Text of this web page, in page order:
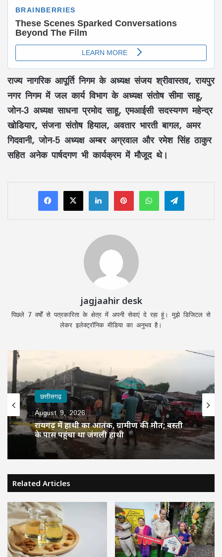
राज्य नागरिक आपूर्ति निगम के अध्यक्ष संजय श्रीवास्तव, रायपुर
नगर निगम मेंजल कार्य विभागके अध्यक्ष संतोष सीमा साहू,
जोन-3 अध्यक्ष साधना प्रमोद साहू, एमआईसी सदस्यगण महेन्द्र
खोडियार, संजना संतोष हियाल, अवतार भारती बागल, अमर
गिदवानी, जोन-5 अध्यक्ष अम्बर अग्रवाल और रमेश सिंह ठाकुर
सहित अनेक पार्षदगण भी कार्यक्रम में मौजूद थे।
LinkedInPinterestWhatsAppTelegram
jagjaahir desk
पिछले 7 वर्षों से पत्रकारिता के क्षेत्र में अपनी सेवाएं दे रहा हूं। मुझे डिजिटल से
लेकर इलेक्ट्रॉनिक मीडिया का अनुभव है।
छत्तीसगढ़
August 9, 2026
रायगढ़ में हाथी का आतंक, ग्रामीण की मौत; बस्ती
के पास पहुंचा था जंगली हाथी
Related Articles